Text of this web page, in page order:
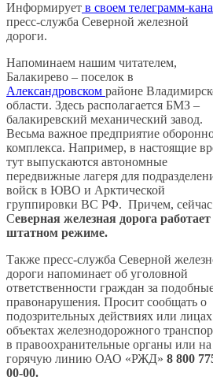
Информирует в своем телеграмм-
пресс-служба Северной железной
дороги.
Напоминаем нашим читателем,
Балакирево – поселок в
Александровском районе
области. Здесь располагается БМЗ –
балакиревский механический завод.
Весьма важное предприятие
комплекса. Например, в настоящие
тут выпускаются автономные
передвижные лагеря для
войск в ЮВО и Арктической
группировки ВС РФ. Причем, сейчас
Северная железная дорога работает
штатном режиме.
Также пресс-служба Северной
дороги напоминает об уголовной
ответственности граждан за
правонарушения. Просит сообщать о
подозрительных действиях или
объектах железнодорожного
в правоохранительные органы или на
горячую линию ОАО «РЖД» 8 800
00-00.